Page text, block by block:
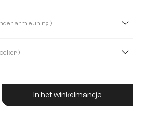
( Zonder armleuning )
( Zonder hocker )
Producthoeveelheid: Voer de
In het winkelmandje